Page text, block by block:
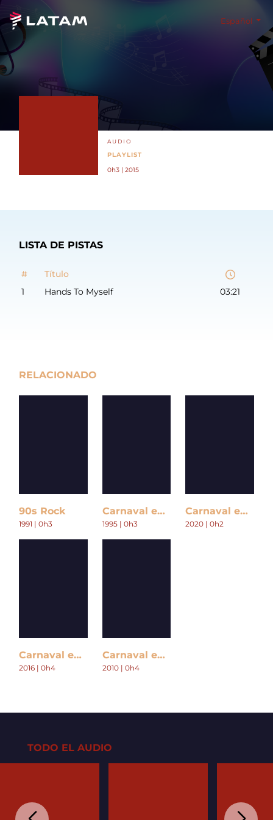
Español
AUDIO
PLAYLIST
0h3 | 2015
LISTA DE PISTAS
#
Título
1
Hands To Myself 03:21
RELACIONADO
90s Rock
1991 | 0h3
Carnaval en Argentina
1995 | 0h3
Carnaval en Chile
2020 | 0h2
Carnaval en Colombia
2016 | 0h4
Carnaval en Ecuador
2010 | 0h4
TODO EL AUDIO